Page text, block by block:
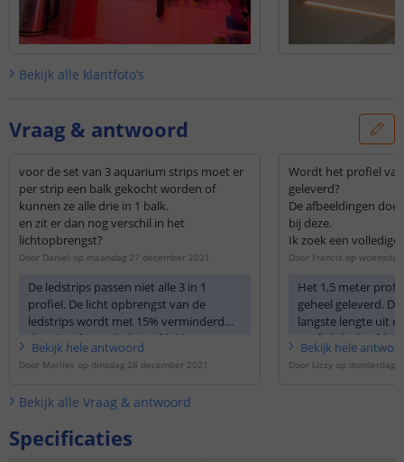
Bekijk alle klantfoto’s
Vraag & antwoord
voor de set van 3 aquarium strips moet er
per strip een balk gekocht worden of
kunnen ze alle drie in 1 balk.
en zit er dan nog verschil in het
lichtopbrengst?
Door Daniel op maandag 27 december 2021
De ledstrips passen niet alle 3 in 1
profiel. De licht opbrengst van de
ledstrips wordt met 15% verminderd
door het frosted white afdekkap van
het profiel.
Bekijk hele antwoord
Door Marlies op dinsdag 28 december 2021
Wordt het profiel
geleverd?
De afbeeldingen
bij deze.
Ik zoek een
Door Francis op
Het 1,5 meter
geheel geleverd.
langste lengte uit
profiel als de
volledige lengte
Bekijk hele
Door Lizzy op donderdag
Bekijk alle Vraag & antwoord
Specificaties